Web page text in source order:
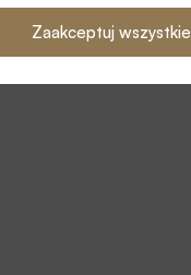
Zaakceptuj wszystkie